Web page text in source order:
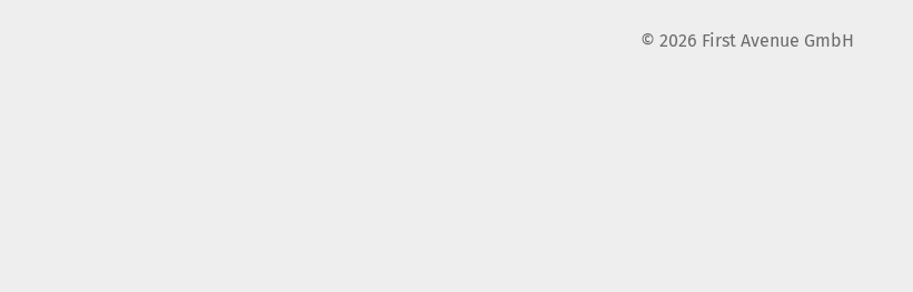
© 2026 First Avenue GmbH